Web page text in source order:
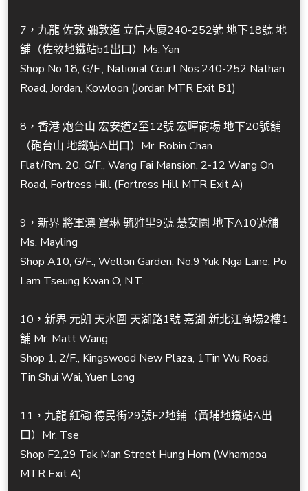
7，九龍 佐敦 彌敦道 立信大廈240-252號 地下18號 地
舖（佐敦地鐵站b1出口）Ms. Yan
Shop No.18, G/F., National Court Nos.240-252 Nathan
Road, Jordan, Kowloon (Jordan MTR Exit B1)
8，香港 炮台山 宏安道2至12號 宏暉商場 地下20號舖
（砲台山 地鐵站A出口）Mr. Robin Chan
Flat/Rm. 20, G/F., Wang Fai Mansion, 2-12 Wang On
Road, Fortress Hill (Fortress Hill MTR Exit A)
9，新界 將軍澳 寶琳 毓雅里9號 慧安園 地下A10號舖
Ms. Mayling
Shop A10, G/F., Wellon Garden, No.9 Yuk Nga Lane, Po
Lam Tseung Kwan O, N.T.
10，新界 元朗 天水圍 天湖路1號 嘉湖 新北江商場2樓1
舖 Mr. Matt Wang
Shop 1, 2/F., Kingswood New Plaza, 1Tin Wu Road,
Tin Shui Wai, Yuen Long
11，九龍 紅磡 德民街29號F2地鋪（黃埔地鐵站A出
口）Mr. Tse
Shop F2,29 Tak Man Street Hung Hom (Whampoa
MTR Exit A)